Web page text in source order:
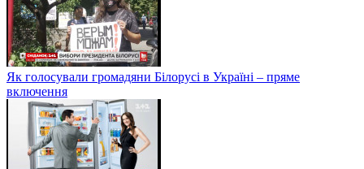
Як голосували громадяни Білорусі в Україні – пряме
включення